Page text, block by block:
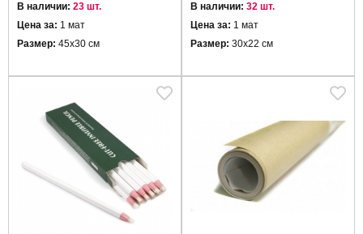
В наличии: 23 шт.
Цена за: 1 мат
Размер: 45х30 см
В наличии: 32 шт.
Цена за: 1 мат
Размер: 30х22 см